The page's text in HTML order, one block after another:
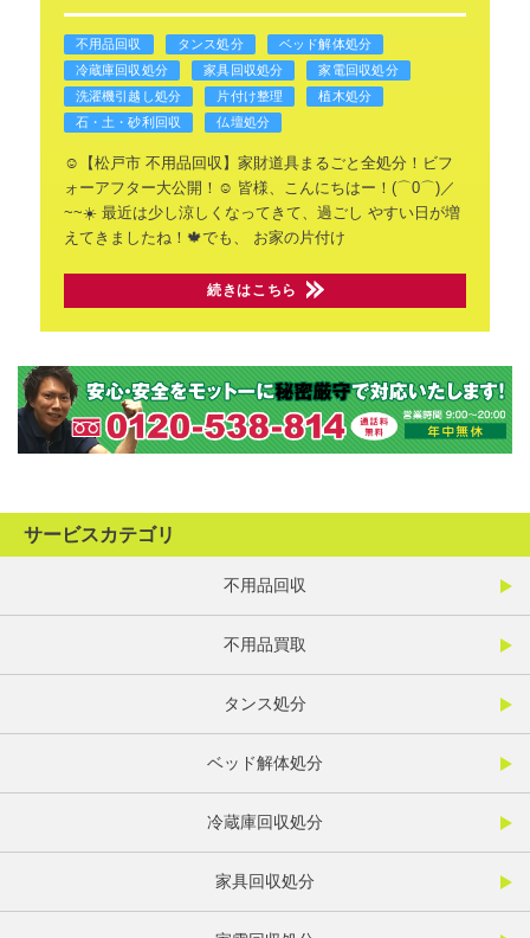
不用品回収 タンス処分
ベッド解体処分
冷蔵庫回収処分
家具回収処分
家電回収処分
洗濯機引越し処分
片付け整理
植木処分
石・土・砂利回収
仏壇処分
☺️【松戸市 不用品回収】家財道具まるごと全処分！ビフ
ォーアフター大公開！☺️ 皆様、こんにちはー！(⌒0⌒)／
~~☀️最近は少し涼しくなってきて、過ごし やすい日が増
えてきましたね！🍁でも、
お家の片付け
続きはこちら
サービスカテゴリ
不用品回収
不用品買取
タンス処分
ベッド解体処分
冷蔵庫回収処分
家具回収処分